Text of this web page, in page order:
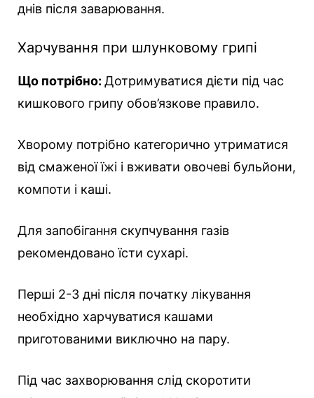
днів після заварювання.
Харчування при шлунковому грипі
Що потрібно: Дотримуватися дієти під час
кишкового грипу обов’язкове правило.
Хворому потрібно категорично утриматися
від смаженої їжі і вживати овочеві бульйони,
компоти і каші.
Для запобігання скупчування газів
рекомендовано їсти сухарі.
Перші 2-3 дні після початку лікування
необхідно харчуватися кашами
приготованими виключно на пару.
Під час захворювання слід скоротити